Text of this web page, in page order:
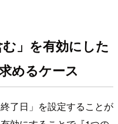
む」を有効にした
めるケース
了日」を設定することが